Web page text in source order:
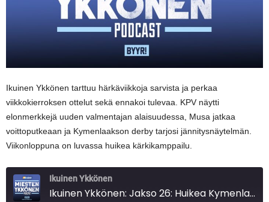
Ikuinen Ykkönen tarttuu härkäviikkoja sarvista ja perkaa
viikkokierroksen ottelut sekä ennakoi tulevaa. KPV näytti
elonmerkkejä uuden valmentajan alaisuudessa, Musa jatkaa
voittoputkeaan ja Kymenlaakson derby tarjosi jännitysnäytelmän.
Viikonloppuna on luvassa huikea kärkikamppailu.
Ikuinen Ykkönen
Ikuinen Ykkönen: Jakso 26: Huikea Kymenlaakson derby, Juntusen onnistunut debyytti ja herätelty KPV